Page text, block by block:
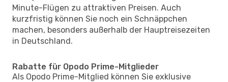
Minute-Flügen zu attraktiven Preisen. Auch
kurzfristig können Sie noch ein Schnäppchen
machen, besonders außerhalb der Hauptreisezeiten
in Deutschland.
Rabatte für Opodo Prime-Mitglieder
Als Opodo Prime-Mitglied können Sie exklusive